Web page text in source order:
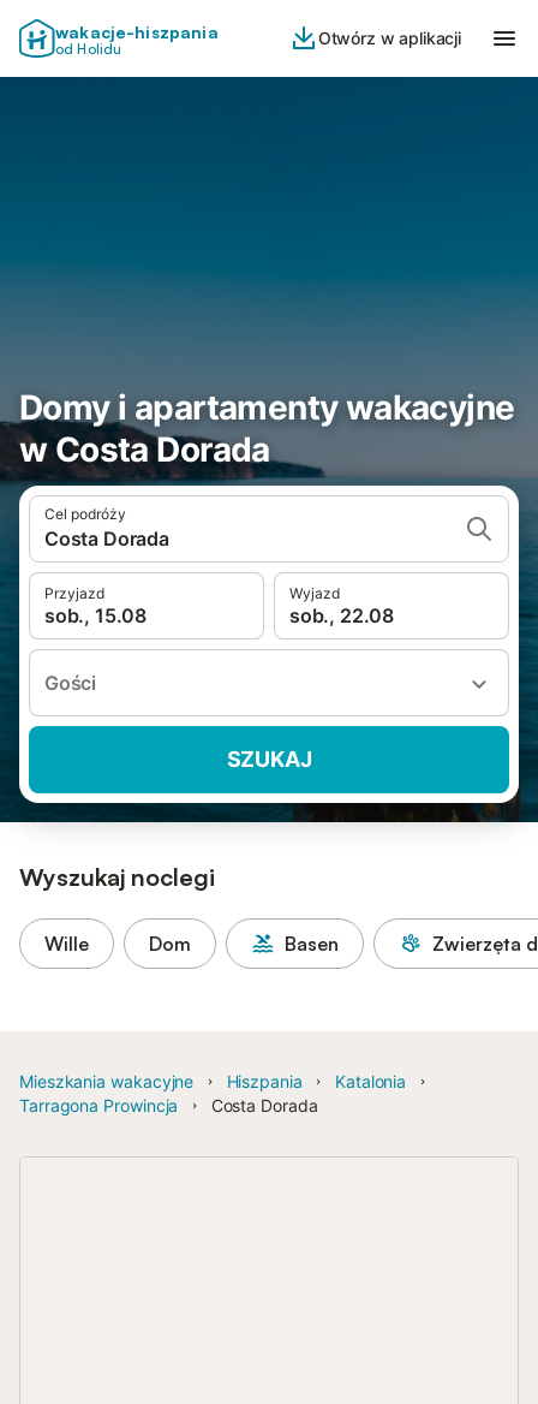
wakacje-hiszpania
od Holidu
Otwórz w aplikacji
Domy i apartamenty wakacyjne
w Costa Dorada
Cel podróży
Costa Dorada
Przyjazd
sob., 15.08
Wyjazd
sob., 22.08
Gości
SZUKAJ
Wyszukaj noclegi
Wille Dom Basen Zwierzęta
Mieszkania wakacyjne Hiszpania
Katalonia
Tarragona Prowincja
Costa Dorada